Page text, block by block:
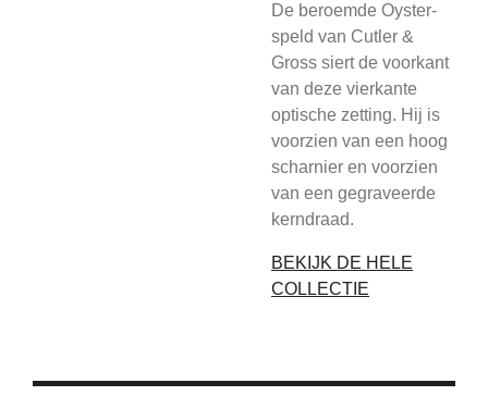
De beroemde Oyster-
speld van Cutler &
Gross siert de voorkant
van deze vierkante
optische zetting. Hij is
voorzien van een hoog
scharnier en voorzien
van een gegraveerde
kerndraad.
BEKIJK DE HELE
COLLECTIE